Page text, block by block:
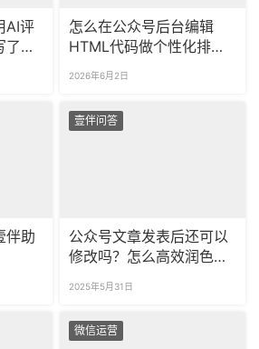
AI评
了一
怎么在公众号后台编辑
HTML代码做个性化排
2026年6月2日
伴助
壹伴问答
公众号文章发表后还可以
修改吗？怎么高效润色公
2025年5月31日
微信运营